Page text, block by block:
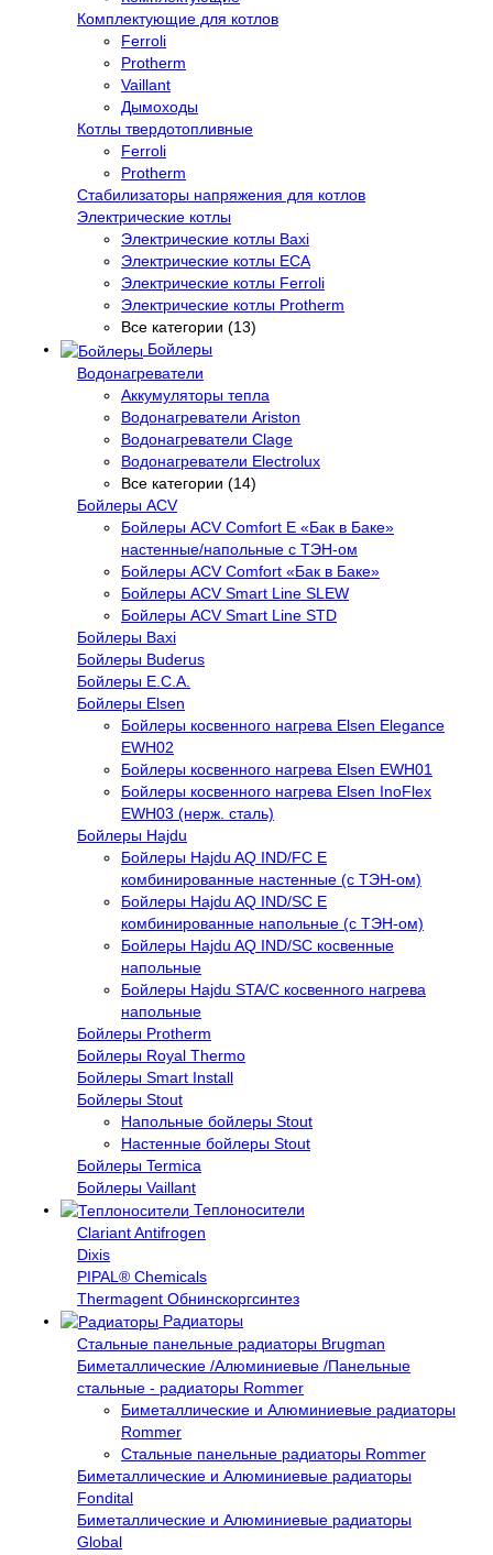
Комплектующие для котлов
Ferroli
Protherm
Vaillant
Дымоходы
Котлы твердотопливные
Ferroli
Protherm
Стабилизаторы напряжения для котлов
Электрические котлы
Электрические котлы Baxi
Электрические котлы ECA
Электрические котлы Ferroli
Электрические котлы Protherm
Все категории (13)
Бойлеры
Водонагреватели
Аккумуляторы тепла
Водонагреватели Ariston
Водонагреватели Clage
Водонагреватели Electrolux
Все категории (14)
Бойлеры ACV
Бойлеры ACV Comfort E «Бак в Баке»
настенные/напольные c ТЭН-ом
Бойлеры ACV Comfort «Бак в Баке»
Бойлеры ACV Smart Line SLEW
Бойлеры ACV Smart Line STD
Бойлеры Baxi
Бойлеры Buderus
Бойлеры E.C.A.
Бойлеры Elsen
Бойлеры косвенного нагрева Elsen Elegance
EWH02
Бойлеры косвенного нагрева Elsen EWH01
Бойлеры косвенного нагрева Elsen InoFlex
EWH03 (нерж. сталь)
Бойлеры Hajdu
Бойлеры Hajdu AQ IND/FC E
комбинированные настенные (с ТЭН-ом)
Бойлеры Hajdu AQ IND/SC E
комбинированные напольные (с ТЭН-ом)
Бойлеры Hajdu AQ IND/SC косвенные
напольные
Бойлеры Hajdu STA/C косвенного нагрева
напольные
Бойлеры Protherm
Бойлеры Royal Thermo
Бойлеры Smart Install
Бойлеры Stout
Напольные бойлеры Stout
Настенные бойлеры Stout
Бойлеры Termica
Бойлеры Vaillant
Теплоносители
Clariant Antifrogen
Dixis
PIPAL® Chemicals
Thermagent Обнинскоргсинтез
Радиаторы
Стальные панельные радиаторы Brugman
Биметаллические /Алюминиевые /Панельные
стальные - радиаторы Rommer
Биметаллические и Алюминиевые радиаторы
Rommer
Стальные панельные радиаторы Rommer
Биметаллические и Алюминиевые радиаторы
Fondital
Биметаллические и Алюминиевые радиаторы
Global